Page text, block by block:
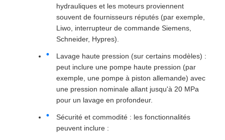
hydrauliques et les moteurs proviennent
souvent de fournisseurs réputés (par exemple,
Liwo, interrupteur de commande Siemens,
Schneider, Hypres).
Lavage haute pression (sur certains modèles) :
peut inclure une pompe haute pression (par
exemple, une pompe à piston allemande) avec
une pression nominale allant jusqu'à 20 MPa
pour un lavage en profondeur.
Sécurité et commodité : les fonctionnalités
peuvent inclure :